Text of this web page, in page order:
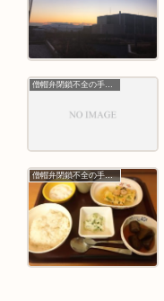
僧帽弁閉鎖不全の手術入院